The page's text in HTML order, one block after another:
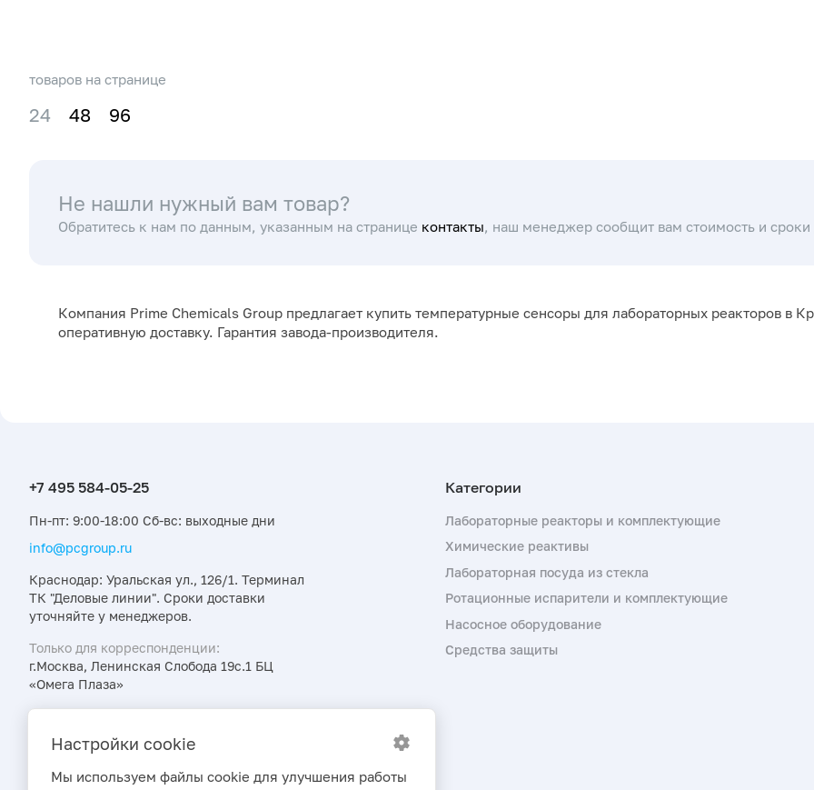
товаров на странице
24 48 96
Не нашли нужный вам товар?
Обратитесь к нам по данным, указанным на странице контакты, наш менеджер сообщит вам стоимость и сроки
Компания Prime Chemicals Group предлагает купить температурные сенсоры для лабораторных реакторов в
оперативную доставку. Гарантия завода-производителя.
Пн-пт: 9:00-18:00 Сб-вс: выходные дни
info@pcgroup.ru
Краснодар: Уральская ул., 126/1. Терминал
ТК "Деловые линии". Сроки доставки
уточняйте у менеджеров.
Только для корреспонденции:
г.Москва, Ленинская Слобода 19с.1 БЦ
«Омега Плаза»
акциях и новостях первыми
Лабораторные реакторы и комплектующие
Химические реактивы
Лабораторная посуда из стекла
Ротационные испарители и комплектующие
Насосное оборудование
Средства защиты
Настройки cookie
Мы используем файлы cookie для улучшения работы